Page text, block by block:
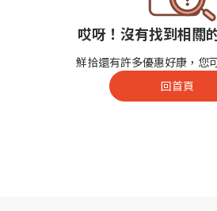
哎呀！沒有找到相關
鮮拾還有許多優惠好康，您
回首頁